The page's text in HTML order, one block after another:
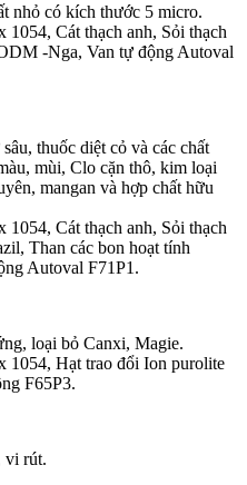
nhỏ có kích thước 5 micro.
Cát thạch anh, Sỏi thạch
-Nga, Van tự động Autoval
thuốc diệt cỏ và các chất
mùi, Clo cặn thô, kim loại
mangan và hợp chất hữu
Cát thạch anh, Sỏi thạch
Than các bon hoạt tính
Autoval F71P1.
loại bỏ Canxi, Magie.
1054, Hạt trao đổi Ion purolite
F65P3.
vi rút.